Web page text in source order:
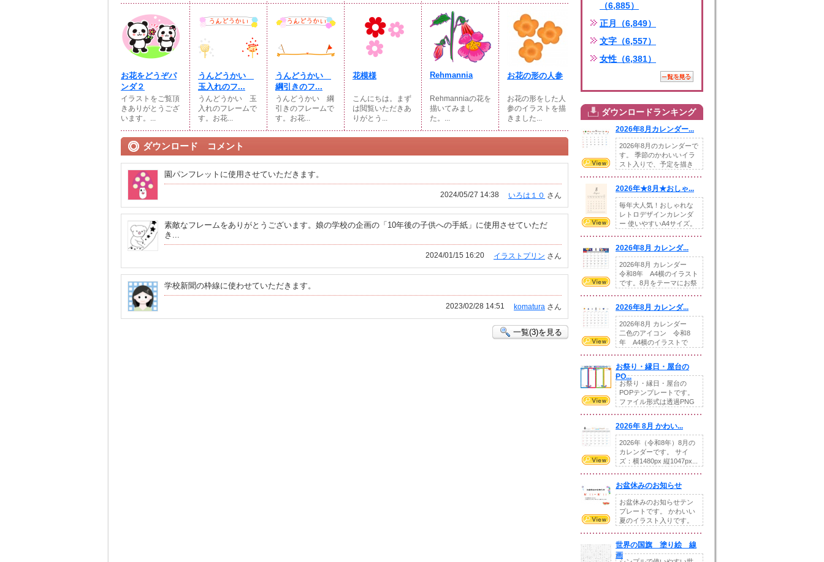
お花をどうぞパ
ンダ２
イラストをご覧頂
きありがとうござ
います。...
うんどうかい
玉入れのフ...
うんどうかい 玉
入れのフレームで
す。お花...
うんどうかい
綱引きのフ...
うんどうかい 綱
引きのフレームで
す。お花...
花模様
こんにちは。まず
は閲覧いただきあ
りがとう...
Rehmannia
Rehmanniaの花を
描いてみまし
た。...
お花の形の人参
お花の形をした人
参のイラストを描
きました...
ダウンロード コメント
園パンフレットに使用させていただきます。
いろは１０ さん
2024/05/27 14:38
素敵なフレームをありがとうございます。娘の学校の企画の「10年後の子供への手紙」に使用させていただ
き...
イラストプリン さん
2024/01/15 16:20
学校新聞の枠線に使わせていただきます。
komatura さん
2023/02/28 14:51
一覧(3)を見る
（6,885）
正月（6,849）
文字（6,557）
女性（6,381）
ダウンロードランキング
2026年8月カレンダー...
2026年8月のカレンダーで
す。 季節のかわいいイラ
スト入りで、予定を描き
2026年★8月★おしゃ...
毎年大人気！おしゃれな
レトロデザインカレンダ
ー 使いやすいA4サイズ。
2026年8月 カレンダ...
2026年8月 カレンダー
令和8年 A4横のイラスト
です。8月をテーマにお祭
2026年8月 カレンダ...
2026年8月 カレンダー
二色のアイコン 令和8
年 A4横のイラストで
お祭り・縁日・屋台の
PO...
お祭り・縁日・屋台の
POPテンプレートです。
ファイル形式は透過PNG
2026年 8月 かわい...
2026年（令和8年）8月の
カレンダーです。 サイ
ズ：横1480px 縦1047px...
お盆休みのお知らせ
お盆休みのお知らせテン
プレートです。 かわいい
夏のイラスト入りです。
世界の国旗 塗り絵 線
画